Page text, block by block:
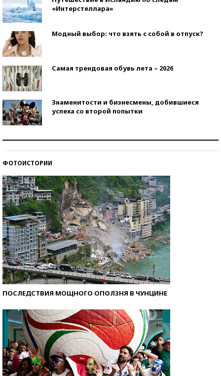
«Интерстеллара»
Модный выбор: что взять с собой в отпуск?
Самая трендовая обувь лета – 2026
Знаменитости и бизнесмены, добившиеся
успеха со второй попытки
ФОТОИСТОРИИ
ПОСЛЕДСТВИЯ МОЩНОГО ОПОЛЗНЯ В ЧУНЦИНЕ